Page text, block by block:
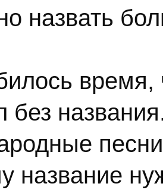
назвать
время,
без
название